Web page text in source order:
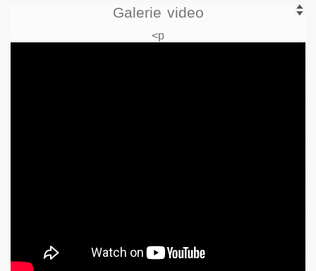
Galerie video
<p